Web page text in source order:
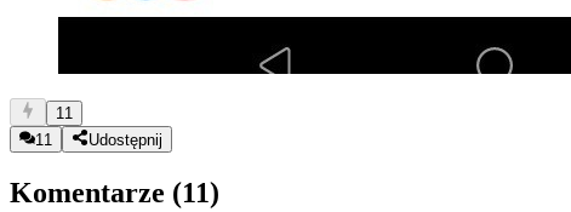
11
11
Udostępnij
Komentarze (11)